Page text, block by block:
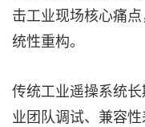
击工业现场核心痛
统性重构。
传统工业遥操系统
业团队调试、兼容